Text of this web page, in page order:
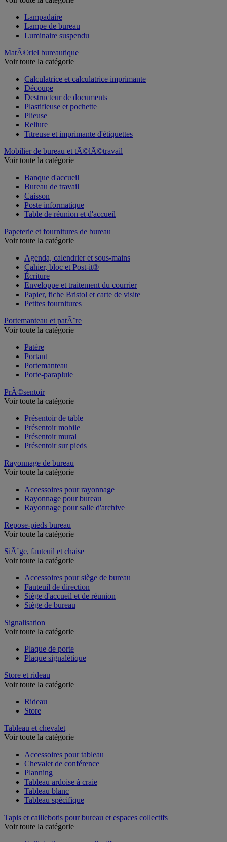
Lampadaire
Lampe de bureau
MatÃ©riel bureautique
Calculatrice et calculatrice imprimante
Découpe
Destructeur de documents
Plastifieuse et pochette
Plieuse
Reliure
Mobilier de bureau et tÃ©lÃ©travail
Banque d'accueil
Bureau de travail
Caisson
Poste informatique
Papeterie et fournitures de bureau
Agenda, calendrier et sous-mains
Cahier, bloc et Post-it®
Écriture
Enveloppe et traitement du courrier
Papier, fiche Bristol et carte de visite
Portemanteau et patÃ¨re
Patère
Portant
Portemanteau
PrÃ©sentoir
Présentoir de table
Présentoir mobile
Présentoir mural
Rayonnage de bureau
Accessoires pour rayonnage
Rayonnage pour bureau
Repose-pieds bureau
SiÃ¨ge, fauteuil et chaise
Accessoires pour siège de bureau
Fauteuil de direction
Siège d'accueil et de réunion
Signalisation
Plaque de porte
Store et rideau
Rideau
Tableau et chevalet
Accessoires pour tableau
Chevalet de conférence
Planning
Tableau ardoise à craie
Tableau blanc
Tapis et caillebotis pour bureau et espaces collectifs